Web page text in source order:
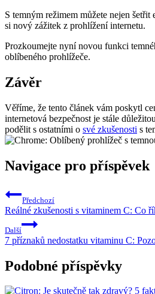
S temným režimem můžete nejen
si nový zážitek z prohlížení internetu.
Prozkoumejte nyní novou funkci
oblíbeného prohlížeče.
Závěr
Věříme, že tento článek vám poskytl
internetová bezpečnost je stále
podělit s ostatními o své zkušenosti s
Navigace pro příspěvek
Předchozí
Reálné zkušenosti s vitaminem C: Co
Další
7 příznaků nedostatku vitaminu C:
Podobné příspěvky